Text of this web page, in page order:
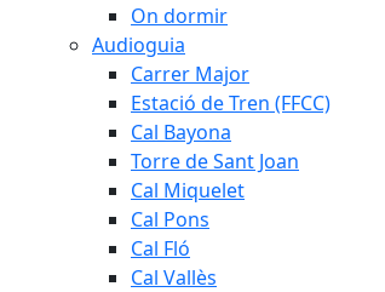
On dormir
Audioguia
Carrer Major
Estació de Tren (FFCC)
Cal Bayona
Torre de Sant Joan
Cal Miquelet
Cal Pons
Cal Fló
Cal Vallès